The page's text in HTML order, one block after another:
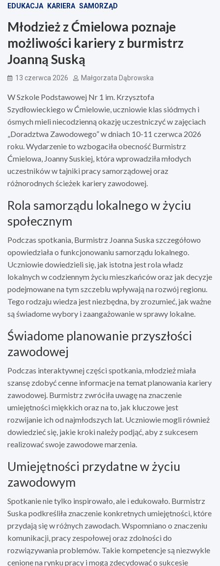
EDUKACJA KARIERA SAMORZĄD
Młodzież z Ćmielowa poznaje
możliwości kariery z burmistrz
Joanną Suską
13 czerwca 2026 Małgorzata Dąbrowska
W Szkole Podstawowej Nr 1 im. Krzysztofa
Szydłowieckiego w Ćmielowie, uczniowie klas siódmych i
ósmych mieli niecodzienną okazję uczestniczyć w zajęciach
„Doradztwa Zawodowego” w dniach 10-11 czerwca 2026
roku. Wydarzenie to wzbogaciła obecność Burmistrz
Ćmielowa, Joanny Suskiej, która wprowadziła młodych
uczestników w tajniki pracy samorządowej oraz
różnorodnych ścieżek kariery zawodowej.
Rola samorządu lokalnego w życiu
społecznym
Podczas spotkania, Burmistrz Joanna Suska szczegółowo
opowiedziała o funkcjonowaniu samorządu lokalnego.
Uczniowie dowiedzieli się, jak istotna jest rola władz
lokalnych w codziennym życiu mieszkańców oraz jak decyzje
podejmowane na tym szczeblu wpływają na rozwój regionu.
Tego rodzaju wiedza jest niezbędna, by zrozumieć, jak ważne
są świadome wybory i zaangażowanie w sprawy lokalne.
Świadome planowanie przyszłości
zawodowej
Podczas interaktywnej części spotkania, młodzież miała
szansę zdobyć cenne informacje na temat planowania kariery
zawodowej. Burmistrz zwróciła uwagę na znaczenie
umiejętności miękkich oraz na to, jak kluczowe jest
rozwijanie ich od najmłodszych lat. Uczniowie mogli również
dowiedzieć się, jakie kroki należy podjąć, aby z sukcesem
realizować swoje zawodowe marzenia.
Umiejętności przydatne w życiu
zawodowym
Spotkanie nie tylko inspirowało, ale i edukowało. Burmistrz
Suska podkreśliła znaczenie konkretnych umiejętności, które
przydają się w różnych zawodach. Wspomniano o znaczeniu
komunikacji, pracy zespołowej oraz zdolności do
rozwiązywania problemów. Takie kompetencje są niezwykle
cenione na rynku pracy i mogą zdecydować o sukcesie